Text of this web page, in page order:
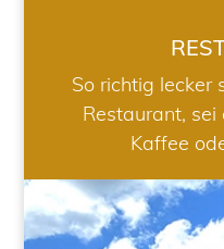
So richtig lecker
Restaurant, sei
Kaffee